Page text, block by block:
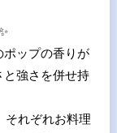
ポップの香りが
強さを併せ持
それぞれお料理